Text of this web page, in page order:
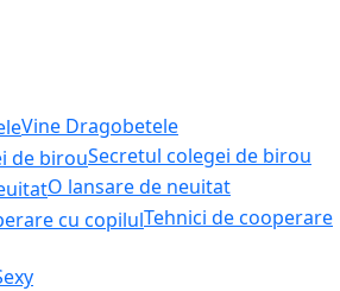
Vine Dragobetele
Secretul colegei de birou
O lansare de neuitat
Tehnici de cooperare